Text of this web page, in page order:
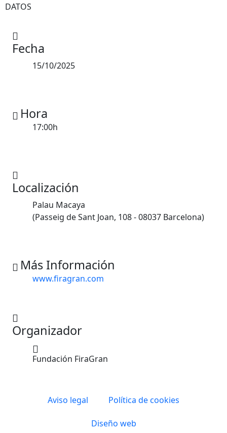
DATOS
Fecha
15/10/2025
Hora
17:00h
Localización
Palau Macaya
(Passeig de Sant Joan, 108 - 08037 Barcelona)
Más Información
www.firagran.com
Organizador
Fundación FiraGran
Aviso legal Política de cookies
Diseño web